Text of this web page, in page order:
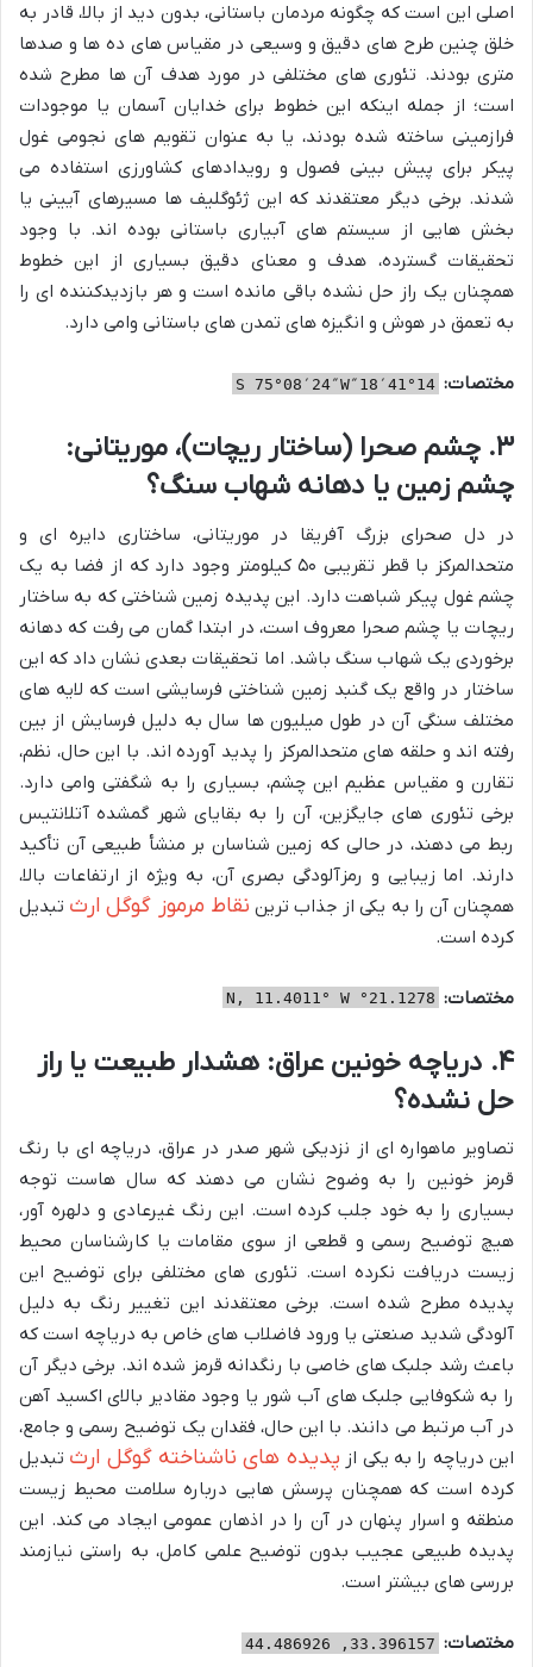
اصلی این است که چگونه مردمان باستانی، بدون دید از بالا، قادر به
خلق چنین طرح های دقیق و وسیعی در مقیاس های ده ها و صدها
متری بودند. تئوری های مختلفی در مورد هدف آن ها مطرح شده
است؛ از جمله اینکه این خطوط برای خدایان آسمان یا موجودات
فرازمینی ساخته شده بودند، یا به عنوان تقویم های نجومی غول
پیکر برای پیش بینی فصول و رویدادهای کشاورزی استفاده می
شدند. برخی دیگر معتقدند که این ژئوگلیف ها مسیرهای آیینی یا
بخش هایی از سیستم های آبیاری باستانی بوده اند. با وجود
تحقیقات گسترده، هدف و معنای دقیق بسیاری از این خطوط
همچنان یک راز حل نشده باقی مانده است و هر بازدیدکننده ای را
به تعمق در هوش و انگیزه های تمدن های باستانی وامی دارد.
مختصات: 14°41′18″S 75°08′24″W
۳. چشم صحرا (ساختار ریچات)، موریتانی:
چشم زمین یا دهانه شهاب سنگ؟
در دل صحرای بزرگ آفریقا در موریتانی، ساختاری دایره ای و
متحدالمرکز با قطر تقریبی ۵۰ کیلومتر وجود دارد که از فضا به یک
چشم غول پیکر شباهت دارد. این پدیده زمین شناختی که به ساختار
ریچات یا چشم صحرا معروف است، در ابتدا گمان می رفت که دهانه
برخوردی یک شهاب سنگ باشد. اما تحقیقات بعدی نشان داد که این
ساختار در واقع یک گنبد زمین شناختی فرسایشی است که لایه های
مختلف سنگی آن در طول میلیون ها سال به دلیل فرسایش از بین
رفته اند و حلقه های متحدالمرکز را پدید آورده اند. با این حال، نظم،
تقارن و مقیاس عظیم این چشم، بسیاری را به شگفتی وامی دارد.
برخی تئوری های جایگزین، آن را به بقایای شهر گمشده آتلانتیس
ربط می دهند، در حالی که زمین شناسان بر منشأ طبیعی آن تأکید
دارند. اما زیبایی و رمزآلودگی بصری آن، به ویژه از ارتفاعات بالا،
همچنان آن را به یکی از جذاب ترین نقاط مرموز گوگل ارث تبدیل
کرده است.
مختصات: 21.1278° N, 11.4011° W
۴. دریاچه خونین عراق: هشدار طبیعت یا راز
حل نشده؟
تصاویر ماهواره ای از نزدیکی شهر صدر در عراق، دریاچه ای با رنگ
قرمز خونین را به وضوح نشان می دهند که سال هاست توجه
بسیاری را به خود جلب کرده است. این رنگ غیرعادی و دلهره آور،
هیچ توضیح رسمی و قطعی از سوی مقامات یا کارشناسان محیط
زیست دریافت نکرده است. تئوری های مختلفی برای توضیح این
پدیده مطرح شده است. برخی معتقدند این تغییر رنگ به دلیل
آلودگی شدید صنعتی یا ورود فاضلاب های خاص به دریاچه است که
باعث رشد جلبک های خاصی با رنگدانه قرمز شده اند. برخی دیگر آن
را به شکوفایی جلبک های آب شور یا وجود مقادیر بالای اکسید آهن
در آب مرتبط می دانند. با این حال، فقدان یک توضیح رسمی و جامع،
این دریاچه را به یکی از پدیده های ناشناخته گوگل ارث تبدیل
کرده است که همچنان پرسش هایی درباره سلامت محیط زیست
منطقه و اسرار پنهان در آن را در اذهان عمومی ایجاد می کند. این
پدیده طبیعی عجیب بدون توضیح علمی کامل، به راستی نیازمند
بررسی های بیشتر است.
مختصات: 33.396157, 44.486926